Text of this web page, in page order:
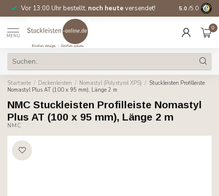
Vor 13:00 Uhr bestellt, noch heute versendet! Direkt ab
5.0 /5.0
MENU
0
Startseite / Deckenleisten / Nomastyl (Polystyrol XPS) / Stuckleisten Profilleiste
Nomastyl Plus AT (100 x 95 mm), Länge 2 m
NMC Stuckleisten Profilleiste Nomastyl
Plus AT (100 x 95 mm), Länge 2 m
NMC